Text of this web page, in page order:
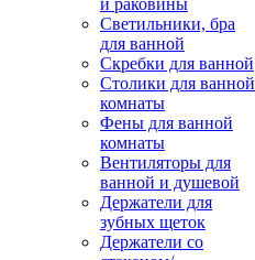
и раковины
Светильники, бра
для ванной
Скребки для ванной
Столики для ванной
комнаты
Фены для ванной
комнаты
Вентиляторы для
ванной и душевой
Держатели для
зубных щеток
Держатели со